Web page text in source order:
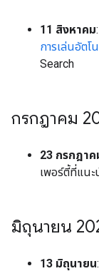
11 สิงหาคม
การเล่นอัตโ
Search
กรกฎาคม
23 กรกฎาค
เพอร์ตี้ที่แนะ
มิถุนายน
13 มิถุนายน